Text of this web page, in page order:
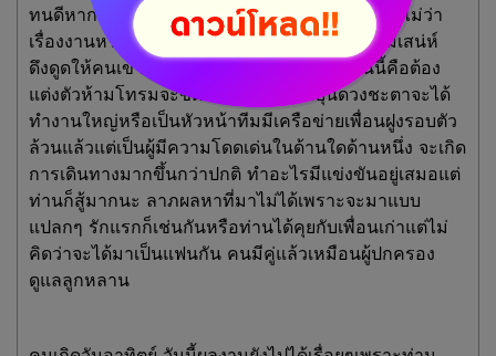
ทนดีหากตั้งใจในสิ่งใดแล้วก็ไม่ค่อยเปลี่ยนใจง่ายๆไม่ว่า
เรื่องงานหรือเรื่องความรัก แต่ในทางดีคือดวงนี้มีเสน่ห์
ดึงดูดให้คนเข้ามาหาเสมอ เคล็ดลับของคนวันนี้คือต้อง
แต่งตัวห้ามโทรมจะขัดลาภ ในรอบอายุนี้ดวงชะตาจะได้
ทำงานใหญ่หรือเป็นหัวหน้าทีมมีเครือข่ายเพื่อนฝูงรอบตัว
ล้วนแล้วแต่เป็นผู้มีความโดดเด่นในด้านใดด้านหนึ่ง จะเกิด
การเดินทางมากขึ้นกว่าปกติ ทำอะไรมีแข่งขันอยู่เสมอแต่
ท่านก็สู้มากนะ ลาภผลหาที่มาไม่ได้เพราะจะมาแบบ
แปลกๆ รักแรกก็เช่นกันหรือท่านได้คุยกับเพื่อนเก่าแต่ไม่
คิดว่าจะได้มาเป็นแฟนกัน คนมีคู่แล้วเหมือนผู้ปกครอง
ดูแลลูกหลาน